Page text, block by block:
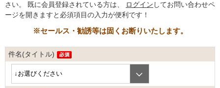
さい。
既に会員登録されている方は、 ログイン してお問い合わせペ
ージを開きますと必須項目の入力が便利です！
※セールス・勧誘等は固くお断りいたします。
件名(タイトル)